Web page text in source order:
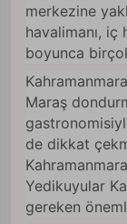
merkezine
havalimanı, iç
boyunca
Maraş
de dikkat
Yedikuyular
gereken